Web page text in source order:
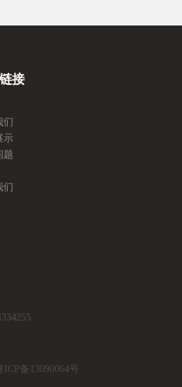
接
们
示
题
们
ICP备13090064号